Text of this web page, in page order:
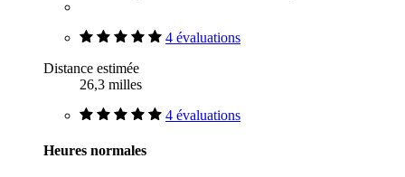
4 évaluations
Distance estimée
26,3 milles
4 évaluations
Heures normales